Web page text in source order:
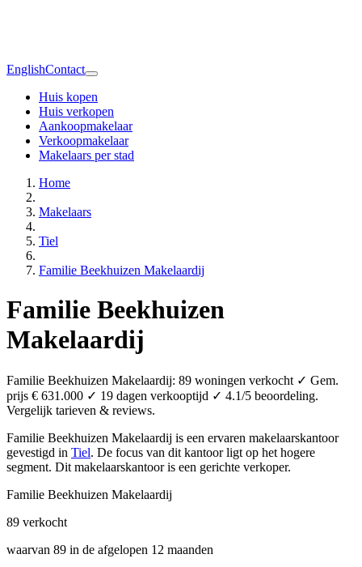
EnglishContact
Huis kopen
Huis verkopen
Aankoopmakelaar
Verkoopmakelaar
Makelaars per stad
Home
Makelaars
Tiel
Familie Beekhuizen Makelaardij
Familie Beekhuizen
Makelaardij
Familie Beekhuizen Makelaardij: 89 woningen verkocht ✓ Gem.
prijs € 631.000 ✓ 19 dagen verkooptijd ✓ 4.1/5 beoordeling.
Vergelijk tarieven & reviews.
Familie Beekhuizen Makelaardij is een ervaren makelaarskantoor
gevestigd in Tiel. De focus van dit kantoor ligt op het hogere
segment. Dit makelaarskantoor is een gerichte verkoper.
Familie Beekhuizen Makelaardij
89 verkocht
waarvan 89 in de afgelopen 12 maanden